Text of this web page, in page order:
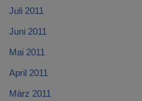
Juli 2011
Juni 2011
Mai 2011
April 2011
März 2011